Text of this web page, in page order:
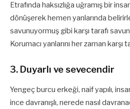
Etrafında haksızlığa uğramış bir
dönüşerek hemen yanlarında
savunuyormuş gibi karşı tarafı
Korumacı yanlarını her zaman
3. Duyarlı ve sevecendir
Yengeç burcu erkeği, naif yapılı,
ince davranışlı, nerede nasıl